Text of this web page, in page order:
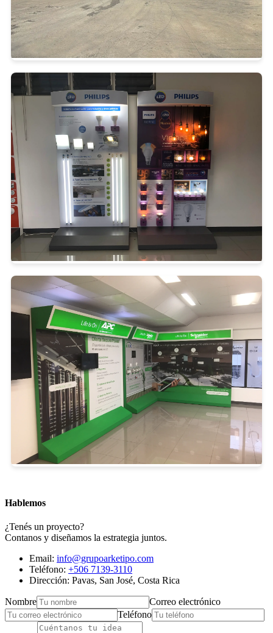
Hablemos
¿Tenés un proyecto?
Contanos y diseñamos la estrategia juntos.
Email: info@grupoarketipo.com
Teléfono: +506 7139-3110
Dirección: Pavas, San José, Costa Rica
Nombre
Correo electrónico
Teléfono